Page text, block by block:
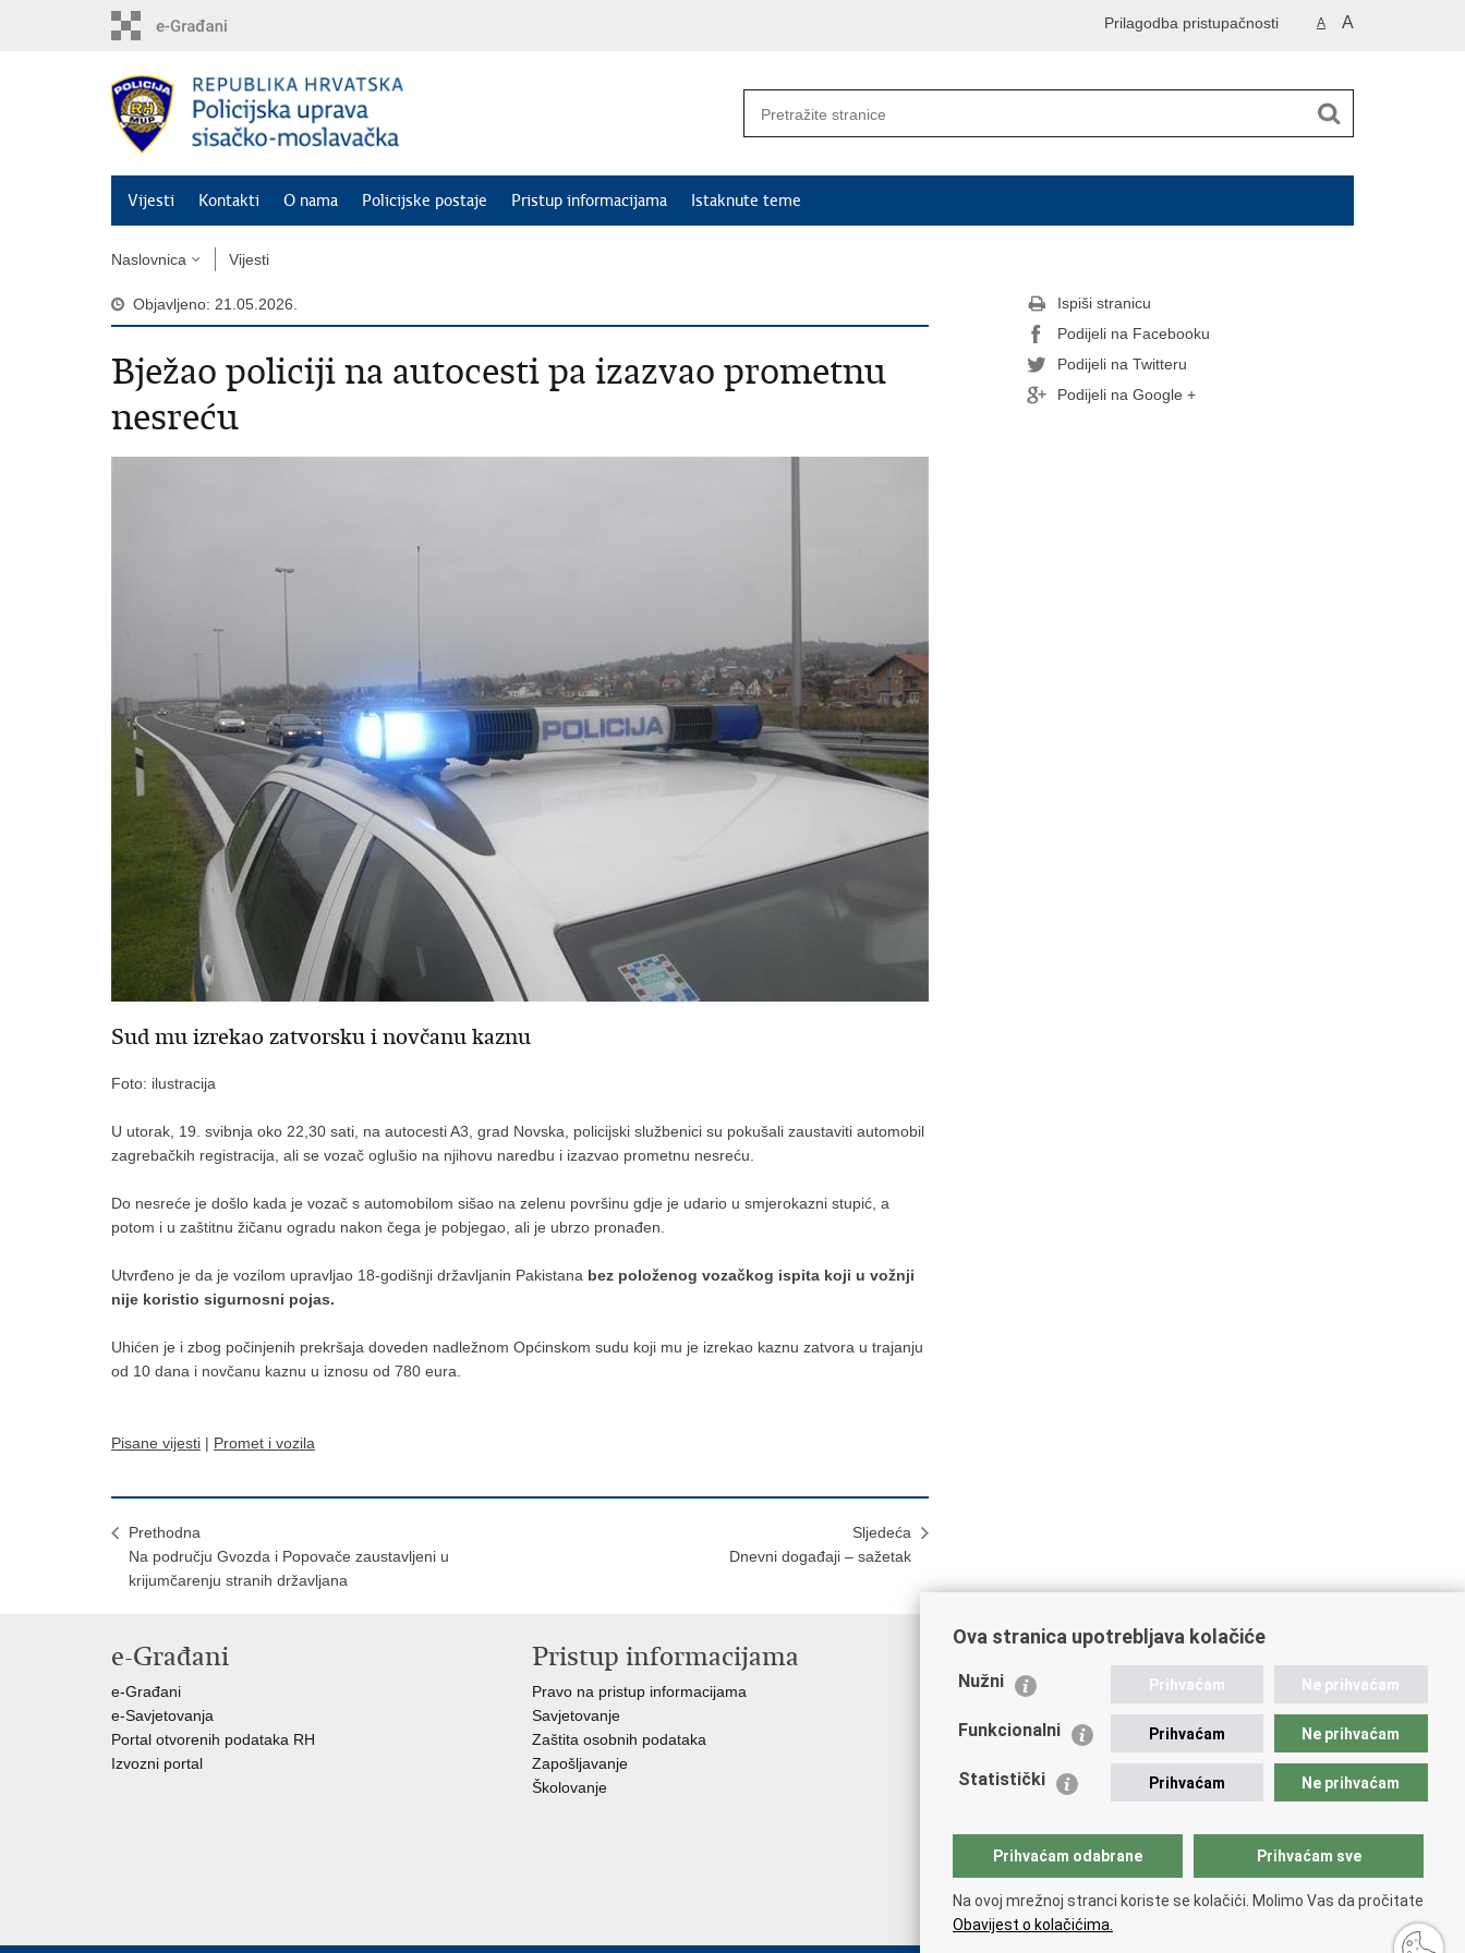
A A
Prilagodba pristupačnosti
Vijesti Kontakti O nama Policijske postaje Pristup informacijama Istaknute teme
Naslovnica Vijesti
Objavljeno: 21.05.2026.
Bježao policiji na autocesti pa izazvao prometnu
nesreću
Sud mu izrekao zatvorsku i novčanu kaznu
Foto: ilustracija
​U utorak, 19. svibnja oko 22,30 sati, na autocesti A3, grad Novska, policijski službenici su pokušali zaustaviti automobil
zagrebačkih registracija, ali se vozač oglušio na njihovu naredbu i izazvao prometnu nesreću.
Do nesreće je došlo kada je vozač s automobilom sišao na zelenu površinu gdje je udario u smjerokazni stupić, a
potom i u zaštitnu žičanu ogradu nakon čega je pobjegao, ali je ubrzo pronađen.
Utvrđeno je da je vozilom upravljao 18-godišnji državljanin Pakistana bez položenog vozačkog ispita koji u vožnji
nije koristio sigurnosni pojas.
Uhićen je i zbog počinjenih prekršaja doveden nadležnom Općinskom sudu koji mu je izrekao kaznu zatvora u trajanju
od 10 dana i novčanu kaznu u iznosu od 780 eura.
Pisane vijesti | Promet i vozila
Prethodna
Na području Gvozda i Popovače zaustavljeni u
krijumčarenju stranih državljana
Sljedeća
Dnevni događaji – sažetak
Ispiši stranicu
Podijeli na Facebooku
Podijeli na Twitteru
Podijeli na Google +
e-Građani
e-Građani
e-Savjetovanja
Portal otvorenih podataka RH
Izvozni portal
Pristup informacijama
Pravo na pristup informacijama
Savjetovanje
Zaštita osobnih podataka
Zapošljavanje
Školovanje
Važne poveznice
Ministarstvo unutarnjih poslova
Udruge
Policijska akademija
Zaklada policijske solidarnosti
Centar za forenzična ispitivanja, istraživanja i vještačenja
"Ivan Vučetić"
Policijske uprave
Ova stranica upotrebljava kolačiće
Nužni Prihvaćam Ne prihvaćam
Funkcionalni Prihvaćam Ne prihvaćam
Statistički Prihvaćam Ne prihvaćam
Prihvaćam odabrane Prihvaćam sve
Na ovoj mrežnoj stranci koriste se kolačići. Molimo Vas da pročitate
Obavijest o kolačićima.